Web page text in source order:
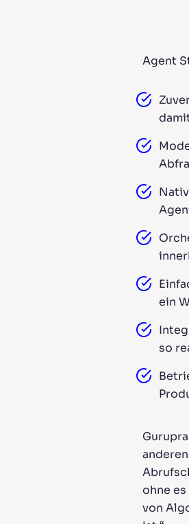
Agent
ein
so
ohne
von